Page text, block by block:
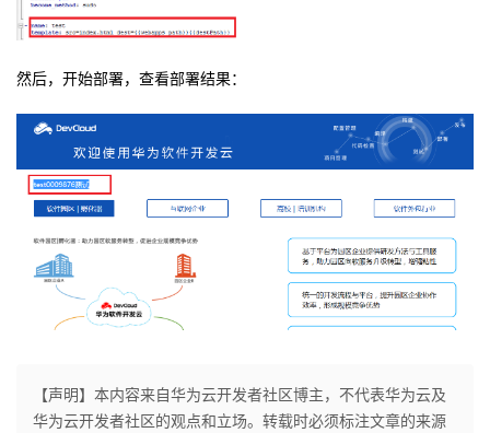
然后，开始部署，查看部署结果：
【声明】本内容来自华为云开发者社区博主，不代表华为云及
华为云开发者社区的观点和立场。转载时必须标注文章的来源